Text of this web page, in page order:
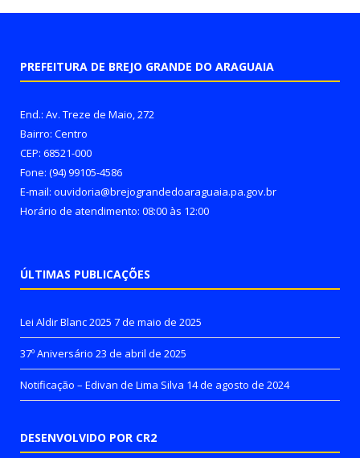
PREFEITURA DE BREJO GRANDE DO ARAGUAIA
End.: Av. Treze de Maio, 272
Bairro: Centro
CEP: 68521-000
Fone: (94) 99105-4586
E-mail: ouvidoria@brejograndedoaraguaia.pa.gov.br
Horário de atendimento: 08:00 às 12:00
ÚLTIMAS PUBLICAÇÕES
Lei Aldir Blanc 2025 7 de maio de 2025
37º Aniversário 23 de abril de 2025
Notificação – Edivan de Lima Silva 14 de agosto de 2024
DESENVOLVIDO POR CR2